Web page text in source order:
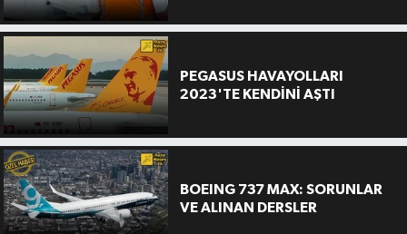
PEGASUS HAVAYOLLARI
2023'TE KENDİNİ AŞTI
BOEING 737 MAX: SORUNLAR
VE ALINAN DERSLER